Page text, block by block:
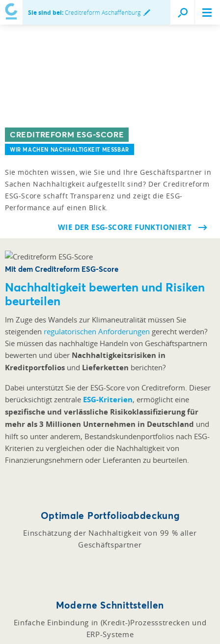
Sie sind bei:Creditreform Aschaffenburg
CREDITREFORM ESG-SCORE
WIR MACHEN NACHHALTIGKEIT MESSBAR
Sie möchten wissen, wie Sie und Ihre Geschäftspartner in
Sachen Nachhaltigkeit aufgestellt sind? Der Creditreform
ESG-Score schafft Transparenz und zeigt die ESG-
Performance auf einen Blick.
WIE DER ESG-SCORE FUNKTIONIERT
Mit dem Creditreform ESG-Score
Nachhaltigkeit bewerten und Risiken
beurteilen
Im Zuge des Wandels zur Klimaneutralität müssen Sie
steigenden regulatorischen Anforderungen gerecht werden?
Sie müssen das nachhaltige Handeln von Geschäftspartnern
bewerten und über Nachhaltigkeitsrisiken in
Kreditportfolios und Lieferketten berichten?
Dabei unterstützt Sie der ESG-Score von Creditreform. Dieser
berücksichtigt zentrale ESG-Kriterien, ermöglicht eine
spezifische und verlässliche Risikoklassifizierung für
mehr als 3 Millionen Unternehmen in Deutschland und
hilft so unter anderem, Bestandskundenportfolios nach ESG-
Kriterien zu vergleichen oder die Nachhaltigkeit von
Finanzierungsnehmern oder Lieferanten zu beurteilen.
Optimale Portfolioabdeckung
Einschätzung der Nachhaltigkeit von 99 % aller
Geschäftspartner
Moderne Schnittstellen
Einfache Einbindung in (Kredit-)Prozessstrecken und
ERP-Systeme